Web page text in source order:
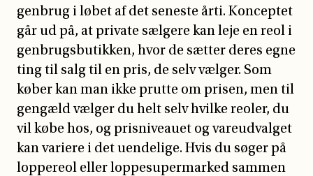
genbrug i løbet af det seneste årti. Konceptet
går ud på, at private sælgere kan leje en reol i
genbrugsbutikken, hvor de sætter deres egne
ting til salg til en pris, de selv vælger. Som
køber kan man ikke prutte om prisen, men til
gengæld vælger du helt selv hvilke reoler, du
vil købe hos, og prisniveauet og vareudvalget
kan variere i det uendelige. Hvis du søger på
loppereol eller loppesupermarked sammen